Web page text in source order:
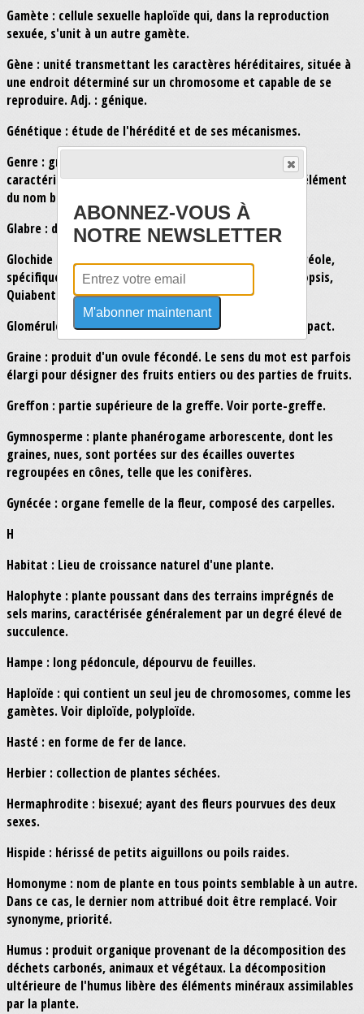
Gamète : cellule sexuelle haploïde qui, dans la reproduction
sexuée, s'unit à un autre gamète.
Gène : unité transmettant les caractères héréditaires, située à
une endroit déterminé sur un chromosome et capable de se
reproduire. Adj. : génique.
Génétique : étude de l'hérédité et de ses mécanismes.
Genre : groupement taxonomique d'espèces ayant des
caractéristiques similaires. Représenté par le premier élément
du nom botanique.
Glabre : dépourvu de poils (inverse de pubescent).
Glochide : petite touffe de soies ou d'aiguillons sur l'aréole,
spécifique à la sous-famille des Opuntioideae (Pereskiopsis,
Quiabentia, Tephrocactus, Opuntia etc.).
Glomérule : groupe de fleurs formant un ensemble compact.
Graine : produit d'un ovule fécondé. Le sens du mot est parfois
élargi pour désigner des fruits entiers ou des parties de fruits.
Greffon : partie supérieure de la greffe. Voir porte-greffe.
Gymnosperme : plante phanérogame arborescente, dont les
graines, nues, sont portées sur des écailles ouvertes
regroupées en cônes, telle que les conifères.
Gynécée : organe femelle de la fleur, composé des carpelles.
H
Habitat : Lieu de croissance naturel d'une plante.
Halophyte : plante poussant dans des terrains imprégnés de
sels marins, caractérisée généralement par un degré élevé de
succulence.
Hampe : long pédoncule, dépourvu de feuilles.
Haploïde : qui contient un seul jeu de chromosomes, comme les
gamètes. Voir diploïde, polyploïde.
Hasté : en forme de fer de lance.
Herbier : collection de plantes séchées.
Hermaphrodite : bisexué; ayant des fleurs pourvues des deux
sexes.
Hispide : hérissé de petits aiguillons ou poils raides.
Homonyme : nom de plante en tous points semblable à un autre.
Dans ce cas, le dernier nom attribué doit être remplacé. Voir
synonyme, priorité.
Humus : produit organique provenant de la décomposition des
déchets carbonés, animaux et végétaux. La décomposition
ultérieure de l'humus libère des éléments minéraux assimilables
par la plante.
ABONNEZ-VOUS À
NOTRE NEWSLETTER
M'abonner maintenant